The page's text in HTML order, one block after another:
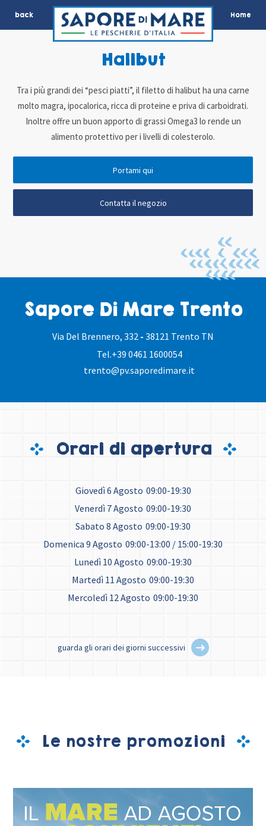
back Home
Sapore Di Mare Trento
Via Del Brennero, 332 - 38121 Trento TN
Tel.+39 0461 1600054
trento@pv.saporedimare.it
Halibut
Tra i più grandi dei “pesci piatti”, il filetto di halibut ha una carne
molto magra, ipocalorica, ricca di proteine e priva di carboidrati.
Inoltre offre un buon apporto di grassi Omega3 lo rende un
alimento protettivo per i livelli di colesterolo.
Portami qui
Contatta il negozio
Orari di apertura
Giovedì 6 Agosto 09:00-19:30
Venerdì 7 Agosto 09:00-19:30
Sabato 8 Agosto 09:00-19:30
Domenica 9 Agosto 09:00-13:00 / 15:00-19:30
Lunedì 10 Agosto 09:00-19:30
Martedì 11 Agosto 09:00-19:30
Mercoledì 12 Agosto 09:00-19:30
guarda gli orari dei giorni successivi
Le nostre promozioni